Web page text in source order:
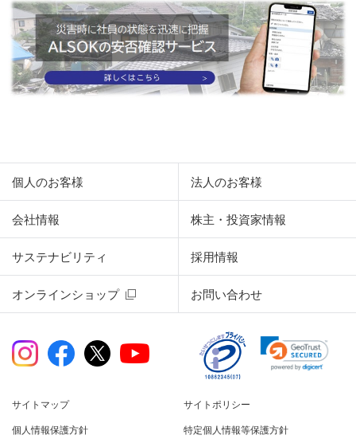
個人のお客様 法人のお客様
会社情報 株主・投資家情報
サステナビリティ
オンラインショップ お問い合わせ
採用情報
サイトマップ サイトポリシー
個人情報保護方針 特定個人情報等保護方針